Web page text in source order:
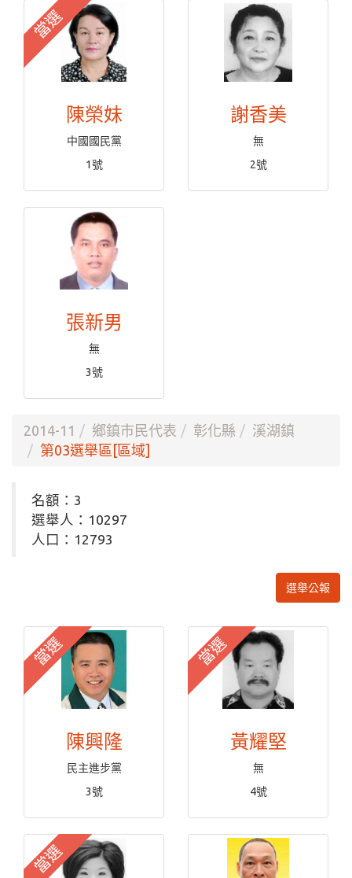
當選
陳榮妹
中國國民黨
1號
謝香美
無
2號
張新男
無
3號
2014-11 鄉鎮市民代表 彰化縣
溪湖鎮
第03選舉區[區域]
名額：3
選舉人：10297
人口：12793
選舉公報
當選
陳興隆
民主進步黨
3號
當選
黃耀堅
無
4號
當選